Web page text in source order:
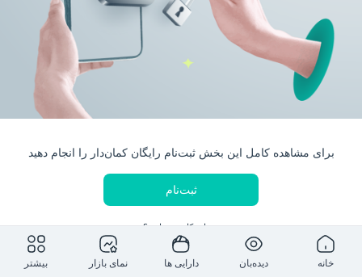
برای مشاهده کامل این بخش ثبت‌نام رایگان کمان‌دار را انجام دهید
ثبت‌نام
حساب کاربری دارید؟
ورود به حساب کاربری
خانه دیده‌بان دارایی ها نمای بازار بیشتر